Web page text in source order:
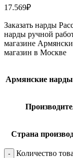
17.569₽
Заказать нарды
нарды ручной
магазине
магазин в Москве
Армянские
Страна
Количество